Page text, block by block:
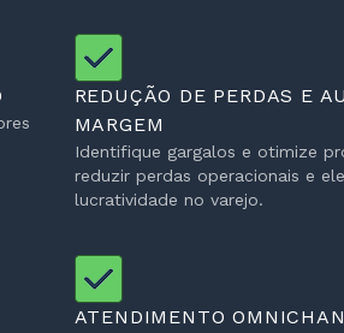
REDUÇÃO DE PERDAS E
MARGEM
Identifique gargalos e otimize
reduzir perdas operacionais e
lucratividade no varejo.
ATENDIMENTO